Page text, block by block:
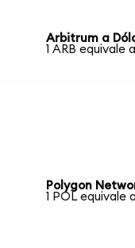
Arbitrum a
1 ARB equivale
Polygon
1 POL equivale